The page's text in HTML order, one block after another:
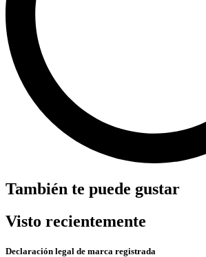
También te puede gustar
Visto recientemente
Declaración legal de marca registrada